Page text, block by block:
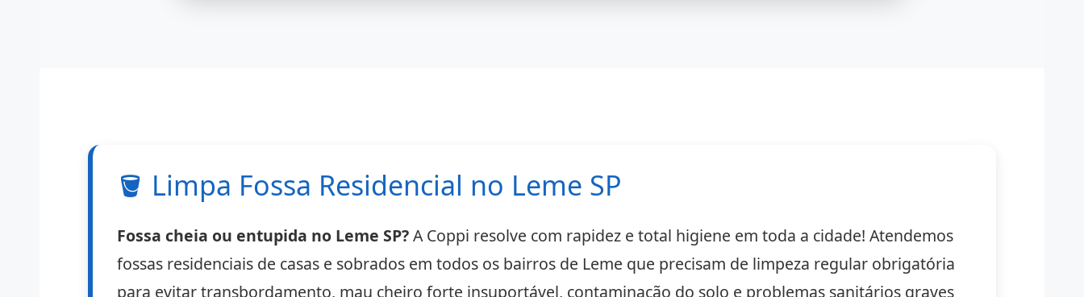
🪣 Limpa Fossa Residencial no Leme SP
Fossa cheia ou entupida no Leme SP?A Coppi resolve com rapidez e total higiene em toda a cidade! Atendemos
fossas residenciais de casas e sobrados em todos os bairros de Leme que precisam de limpeza regular obrigatória
para evitar transbordamento, mau cheiro forte insuportável, contaminação do solo e problemas sanitários graves